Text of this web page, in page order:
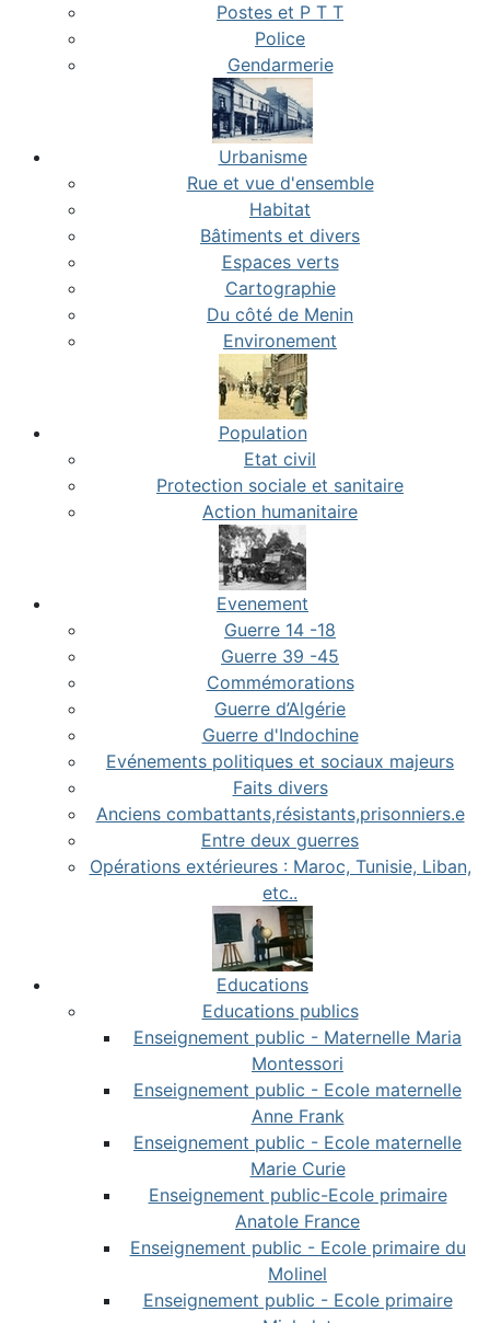
Postes et P T T
Police
Gendarmerie
Urbanisme
Rue et vue d'ensemble
Habitat
Bâtiments et divers
Espaces verts
Cartographie
Du côté de Menin
Environement
Population
Etat civil
Protection sociale et sanitaire
Action humanitaire
Evenement
Guerre 14 -18
Guerre 39 -45
Commémorations
Guerre d’Algérie
Guerre d'Indochine
Evénements politiques et sociaux majeurs
Faits divers
Anciens combattants,résistants,prisonniers.e
Entre deux guerres
Opérations extérieures : Maroc, Tunisie, Liban,
etc..
Educations
Educations publics
Enseignement public - Maternelle Maria
Montessori
Enseignement public - Ecole maternelle
Anne Frank
Enseignement public - Ecole maternelle
Marie Curie
Enseignement public-Ecole primaire
Anatole France
Enseignement public - Ecole primaire du
Molinel
Enseignement public - Ecole primaire